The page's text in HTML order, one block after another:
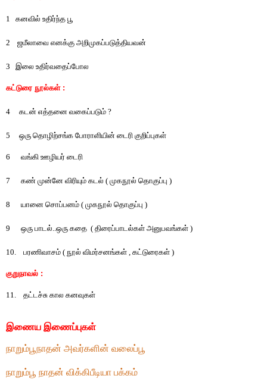
1 கனவில் உதிர்ந்த பூ
2 ஜமீலாவை எனக்கு அறிமுகப்படுத்தியவன்
3 இலை உதிர்வதைப்போல
கட்டுரை நூல்கள் :
4 கடன் எத்தனை வகைப்படும் ?
5 ஒரு தொழிற்சங்க போராளியின் டைரி குறிப்புகள்
6 வங்கி ஊழியர் டைரி
7 கண் முன்னே விரியும் கடல் ( முகநூல் தொகுப்பு )
8 யானை சொப்பனம் ( முகநூல் தொகுப்பு )
9 ஒரு பாடல் ஒரு கதை ( திரைப்பாடல்கள் அனுபவங்கள் )
10. பரணிவாசம் ( நூல் விமர்சனங்கள் கட்டுரைகள் )
குறுநாவல் :
11. தட்டச்சு கால கனவுகள்
இணைய இணைப்புகள்
நாறும்பூநாதன் அவர்களின் வலைப்பூ
நாறும்பூ நாதன் விக்கிபீடியா பக்கம்